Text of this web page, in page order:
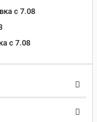
c 7.08
c 7.08